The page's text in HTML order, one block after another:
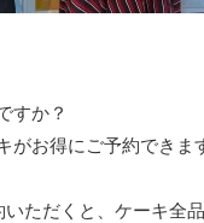
すか？
がお得にご予約できま
ただくと、ケーキ全